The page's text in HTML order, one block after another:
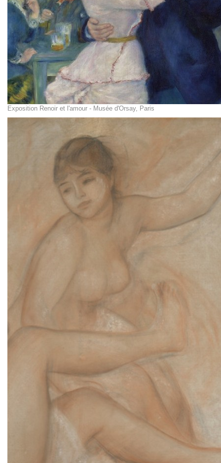
Exposition Renoir et l'amour - Musée d'Orsay, Paris